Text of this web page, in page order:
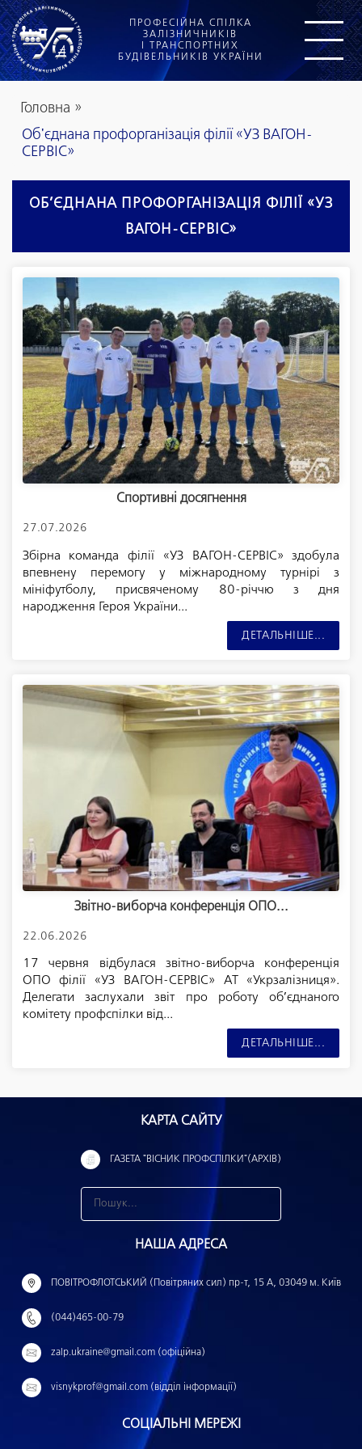
ПРОФЕСІЙНА СПІЛКА
ЗАЛІЗНИЧНИКІВ
І ТРАНСПОРТНИХ
БУДІВЕЛЬНИКІВ УКРАЇНИ
Головна »
Об'єднана профорганізація філії «УЗ ВАГОН-
СЕРВІС»
ОБ’ЄДНАНА ПРОФОРГАНІЗАЦІЯ ФІЛІЇ «УЗ
ВАГОН-СЕРВІС»
Спортивні досягнення
27.07.2026
Збірна команда філії «УЗ ВАГОН-СЕРВІС» здобула
впевнену перемогу у міжнародному турнірі з
мініфутболу, присвяченому 80-річчю з дня
народження Героя України...
ДЕТАЛЬНІШЕ...
Звітно-виборча конференція ОПО...
22.06.2026
17 червня відбулася звітно-виборча конференція
ОПО філії «УЗ ВАГОН-СЕРВІС» АТ «Укрзалізниця».
Делегати заслухали звіт про роботу об’єднаного
комітету профспілки від...
ДЕТАЛЬНІШЕ...
КАРТА САЙТУ
ГАЗЕТА "ВІСНИК ПРОФСПІЛКИ"(АРХІВ)
н
й
:
НАША АДРЕСА
ПОВІТРОФЛОТСЬКИЙ (Повітряних сил) пр-т, 15 А, 03049 м. Київ
(044)465-00-79
zalp.ukraine@gmail.com (офіційна)
visnykprof@gmail.com (відділ інформації)
СОЦІАЛЬНІ МЕРЕЖІ